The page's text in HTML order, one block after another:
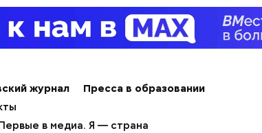
журнал
Пресса в образовании
в медиа. Я — страна